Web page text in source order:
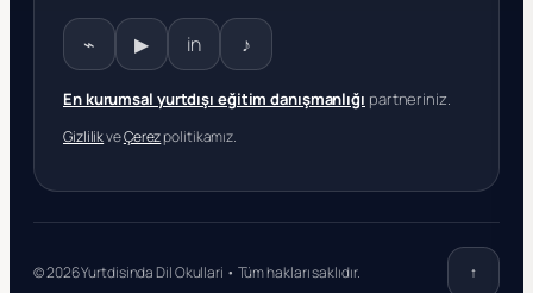
⌁ ▶ in ♪
En kurumsal yurtdışı eğitim danışmanlığı partneriniz.
GizlilikveÇerezpolitikamız.
© 2026 Yurtdisinda Dil Okullari • Tüm hakları saklıdır. ↑